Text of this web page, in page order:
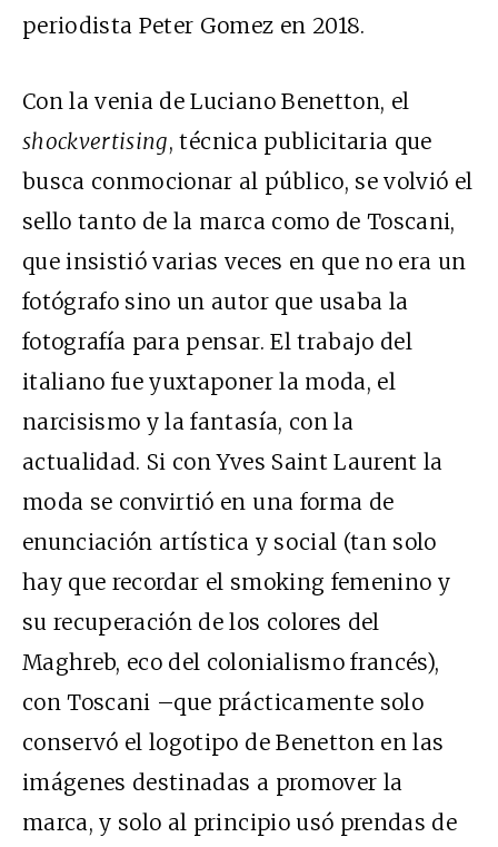
periodista Peter Gomez en 2018.
Con la venia de Luciano Benetton, el
shockvertising, técnica publicitaria que
busca conmocionar al público, se volvió el
sello tanto de la marca como de Toscani,
que insistió varias veces en que no era un
fotógrafo sino un autor que usaba la
fotografía para pensar. El trabajo del
italiano fue yuxtaponer la moda, el
narcisismo y la fantasía, con la
actualidad. Si con Yves Saint Laurent la
moda se convirtió en una forma de
enunciación artística y social (tan solo
hay que recordar el smoking femenino y
su recuperación de los colores del
Maghreb, eco del colonialismo francés),
con Toscani –que prácticamente solo
conservó el logotipo de Benetton en las
imágenes destinadas a promover la
marca, y solo al principio usó prendas de